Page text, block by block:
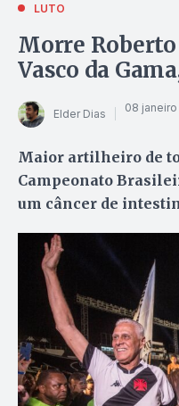
LUTO
Morre
Vasco da
Elder Dias 08 janeiro
Maior artilheiro de
Campeonato
um câncer de